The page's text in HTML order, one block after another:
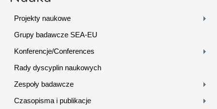
Projekty naukowe
Grupy badawcze SEA-EU
Konferencje/Conferences
Rady dyscyplin naukowych
Zespoły badawcze
Czasopisma i publikacje